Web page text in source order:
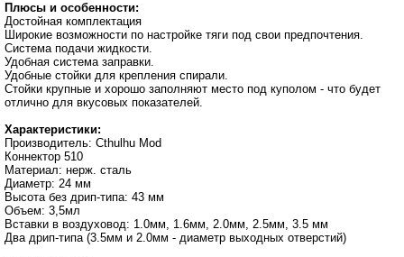
Плюсы и особенности:
Достойная комплектация
Широкие возможности по настройке тяги под свои предпочтения.
Система подачи жидкости.
Удобная система заправки.
Удобные стойки для крепления спирали.
Стойки крупные и хорошо заполняют место под куполом - что будет
отлично для вкусовых показателей.
Характеристики:
Производитель: Cthulhu Mod
Коннектор 510
Материал: нерж. сталь
Диаметр: 24 мм
Высота без дрип-типа: 43 мм
Объем: 3,5мл
Вставки в воздуховод: 1.0мм, 1.6мм, 2.0мм, 2.5мм, 3.5 мм
Два дрип-типа (3.5мм и 2.0мм - диаметр выходных отверстий)